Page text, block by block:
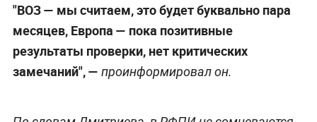
"ВОЗ — мы считаем, это будет буквально пара
месяцев, Европа — пока позитивные
результаты проверки, нет критических
замечаний",— проинформировал он.